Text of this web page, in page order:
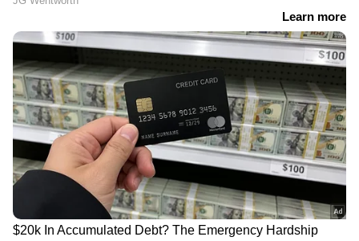
ജലനിരപ്പ് കുറഞ്ഞെങ്കിലും ദുരിതം
ഒഴിയാതെ കുട്ടനാട്ടുകാര്‍; വെള്ളം
ഇറങ്ങാൻ ഇനിയും സമയമെടുക്കും
News@1PM | ഒരുമണി വാർത്ത
വിശദമായി | 08 August 2026